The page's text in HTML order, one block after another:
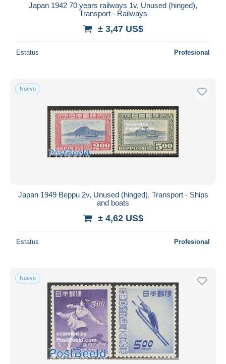
Japan 1942 70 years railways 1v, Unused (hinged),
Transport - Railways
± 3,47 US$
Estatus Profesional
Nuevo
Japan 1949 Beppu 2v, Unused (hinged), Transport - Ships
and boats
± 4,62 US$
Estatus Profesional
Nuevo